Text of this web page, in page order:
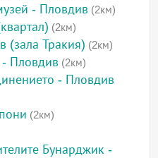
- Пловдив (2км)
(2км)
(зала Тракия) (2км)
Пловдив (2км)
- Пловдив
(2км)
Бунарджик -